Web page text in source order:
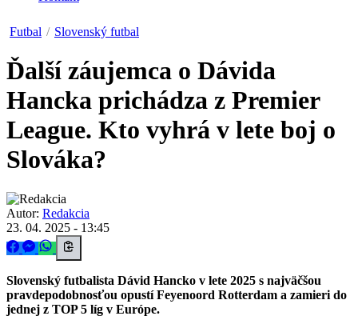
Futbal / Slovenský futbal
Ďalší záujemca o Dávida
Hancka prichádza z Premier
League. Kto vyhrá v lete boj o
Slováka?
Autor: Redakcia
23. 04. 2025 - 13:45
Slovenský futbalista Dávid Hancko v lete 2025 s najväčšou
pravdepodobnosťou opustí Feyenoord Rotterdam a zamieri do
jednej z TOP 5 líg v Európe.